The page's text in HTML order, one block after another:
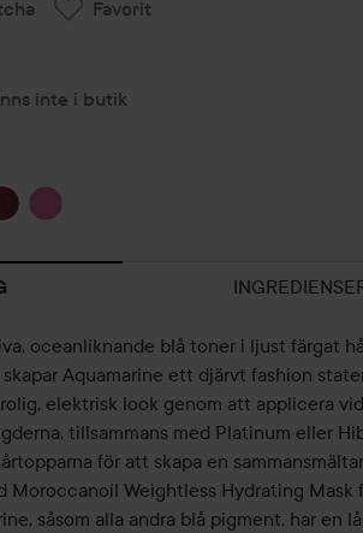
Favorit
inte i butik
oceanliknande blå toner i ljust färgat
Aquamarine ett djärvt fashion
elektrisk look genom att applicera
tillsammans med Platinum eller
för att skapa en
Moroccanoil Weightless Hydrating Mask
såsom alla andra blå pigment, har en